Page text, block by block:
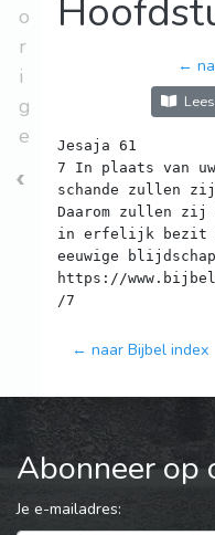
o
r
i
g
e
←
Jesaja 61
7 In plaats van uw
schande zullen
Daarom zullen zij
in erfelijk bezit
eeuwige
https://
← naar Bijbel index
Abonneer op
Je e-mailadres: